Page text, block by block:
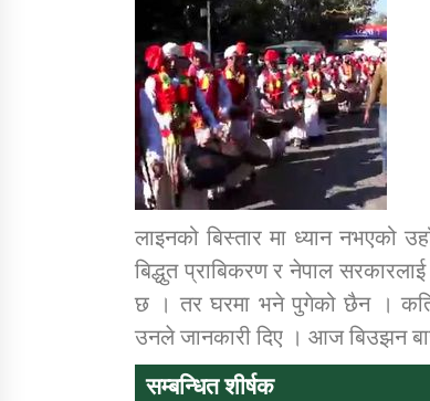
लाइनको बिस्तार मा ध्यान नभएको
बिद्धुत प्राबिकरण र नेपाल
छ । तर घरमा भने पुगेको छैन । कति
उनले जानकारी दिए । आज बिउझन
सम्बन्धित शीर्षक